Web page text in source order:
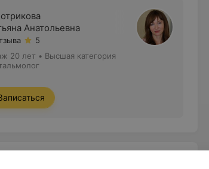
Анатольевна
5
20 лет • Высшая категория